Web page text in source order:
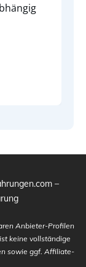
–
Anbieter-Profilen
keine vollständige
sowie ggf. Affiliate-